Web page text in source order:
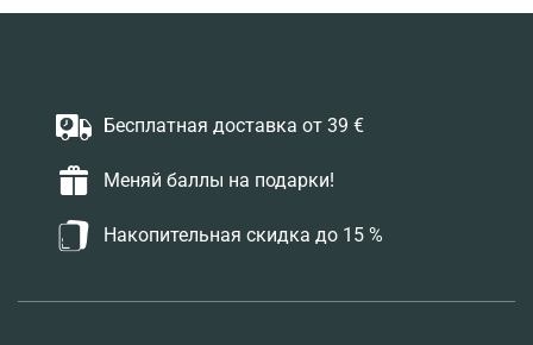
Бесплатная доставка от 39 €
Меняй баллы на подарки!
Накопительная скидка до 15 %